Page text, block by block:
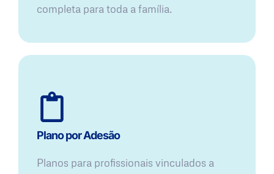
completa para toda a família.
Plano por Adesão
Planos para profissionais vinculados a